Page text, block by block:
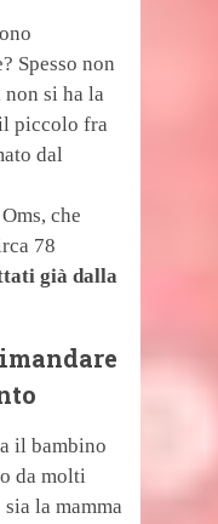
Spesso non
non si ha la
piccolo fra
dal
che
78
già dalla
il bambino
da molti
la mamma